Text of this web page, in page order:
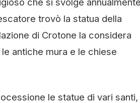
trovò la statua della
di Crotone la considera
antiche mura e le chiese
le statue di vari santi,